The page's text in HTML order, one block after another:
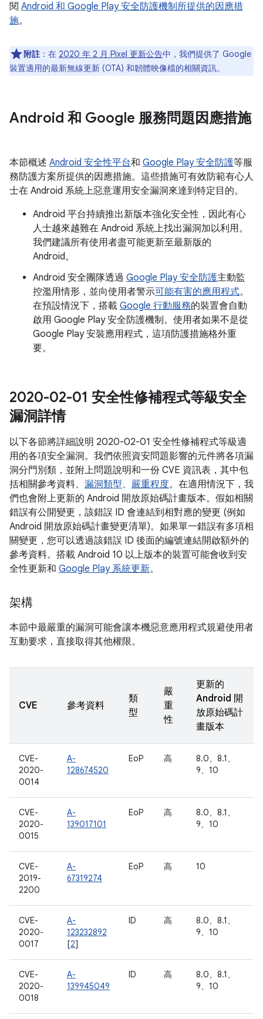
閱 Android 和 Google Play 安全防護機制所提供的因應措
施。
附註 ：在 2020 年 2 月 Pixel 更新公告中，我們提供了 Google
裝置適用的最新無線更新 (OTA) 和韌體映像檔的相關資訊。
Android 和 Google 服務問題因應措施
本節概述 Android 安全性平台和 Google Play 安全防護等服
務防護方案所提供的因應措施。這些措施可有效防範有心人
士在 Android 系統上惡意運用安全漏洞來達到特定目的。
Android 平台持續推出新版本強化安全性，因此有心
人士越來越難在 Android 系統上找出漏洞加以利用。
我們建議所有使用者盡可能更新至最新版的
Android。
Android 安全團隊透過 Google Play 安全防護主動監
控濫用情形，並向使用者警示可能有害的應用程式。
在預設情況下，搭載 Google 行動服務的裝置會自動
啟用 Google Play 安全防護機制。使用者如果不是從
Google Play 安裝應用程式，這項防護措施格外重
要。
2020-02-01 安全性修補程式等級安全
漏洞詳情
以下各節將詳細說明 2020-02-01 安全性修補程式等級適
用的各項安全漏洞。我們依照資安問題影響的元件將各項漏
洞分門別類，並附上問題說明和一份 CVE 資訊表，其中包
括相關參考資料、 漏洞類型、 嚴重程度。在適用情況下，我
們也會附上更新的 Android 開放原始碼計畫版本。假如相關
錯誤有公開變更，該錯誤 ID 會連結到相對應的變更 (例如
Android 開放原始碼計畫變更清單)。如果單一錯誤有多項相
關變更，您可以透過該錯誤 ID 後面的編號連結開啟額外的
參考資料。搭載 Android 10 以上版本的裝置可能會收到安
全性更新和 Google Play 系統更新。
架構
本節中最嚴重的漏洞可能會讓本機惡意應用程式規避使用者
互動要求，直接取得其他權限。
CVE 參考資料
類
型
嚴
重
性
更新的
Android 開
放原始碼計
畫版本
CVE-
2020-
0014
A-
128674520
EoP 高
8.0、8.1、
9、10
CVE-
2020-
0015
A-
139017101
EoP 高
8.0、8.1、
9、10
CVE-
2019-
2200
A-
67319274
EoP 高 10
CVE-
2020-
0017
A-
123232892
[2]
ID 高
8.0、8.1、
9、10
CVE-
2020-
0018
A-
139945049
ID 高
8.0、8.1、
9、10